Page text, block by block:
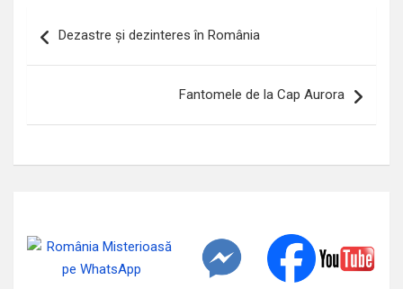
în
Dezastre și dezinteres în România
Fantomele de la Cap Aurora